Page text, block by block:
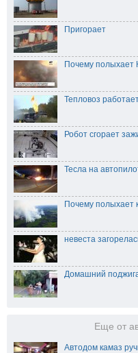
Пригорает
Почему полыхает
Тепловоз
Робот сгорает
Тесла на
Почему полыхает
невеста
Домашний
Еще от
Автодом камаз